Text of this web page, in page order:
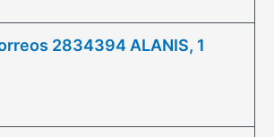
2834394 ALANIS, 1